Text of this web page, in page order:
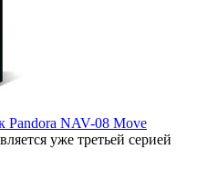
NAV-08 Move
уже третьей серией